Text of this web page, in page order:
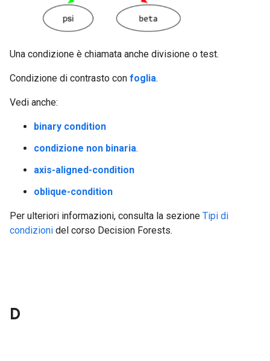
Una condizione è chiamata anche divisione o test.
Condizione di contrasto con foglia.
Vedi anche:
binary condition
condizione non binaria.
axis-aligned-condition
oblique-condition
Per ulteriori informazioni, consulta la sezione Tipi di
condizioni del corso Decision Forests.
D